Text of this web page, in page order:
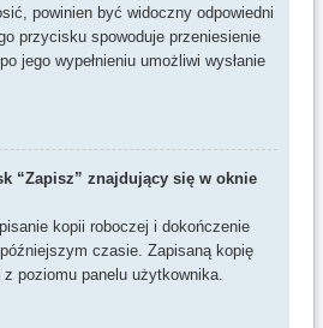
powinien być widoczny odpowiedni
przycisku spowoduje przeniesienie
jego wypełnieniu umożliwi wysłanie
“Zapisz” znajdujący się w oknie
kopii roboczej i dokończenie
czasie. Zapisaną kopię
poziomu panelu użytkownika.